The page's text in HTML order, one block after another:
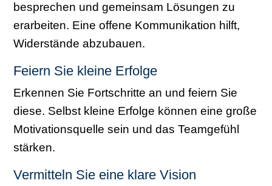
besprechen und gemeinsam Lösungen zu
erarbeiten. Eine offene Kommunikation hilft,
Widerstände abzubauen.
Feiern Sie kleine Erfolge
Erkennen Sie Fortschritte an und feiern Sie
diese. Selbst kleine Erfolge können eine große
Motivationsquelle sein und das Teamgefühl
stärken.
Vermitteln Sie eine klare Vision